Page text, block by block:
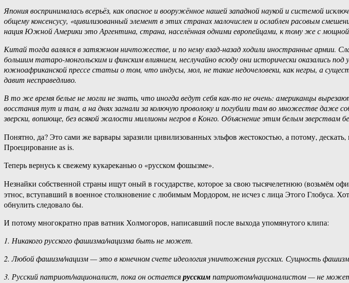
‎Япония‏ ‎воспринималась‏ ‎всерьёз, ‎как ‎опасное‏ ‎и ‎вооружённое ‎нашей ‎западной‏ ‎наукой ‎и‏ ‎системой исключительно‏ ‎организованное ‎варварство; ‎латиноамериканцы ‎всерьёз ‎не ‎воспринимались, ‎ибо, ‎по‏
‎общему ‎консенсусу,‏ ‎«цивилизованный‏ ‎элемент ‎в ‎этих‏ ‎странах ‎малочислен‏ ‎и ‎ослаблен ‎расовым ‎смешением ‎-‏ ‎нетрудно‏ ‎видеть, ‎что ‎единственная ‎процветающая ‎и ‎по-настоящему ‎цивилизованная
Китай‏ тогда ‎валялся ‎в‏ ‎затяжном ‎ничтожестве, ‎и ‎по‏ ‎нему‏ ‎взад-назад ‎ходили‏ ‎иностранные ‎армии.‏ ‎Славяне ‎находились ‎под ‎большим ‎подозрением‏ ‎как‏ ‎«очевидно ‎низший‏ ‎отдел ‎белой‏ ‎расы ‎с
‎большим ‎татаро-монгольским ‎и‏ ‎финским‏ ‎влиянием,‏ ‎неслучайно ‎всюду‏ ‎они ‎исторически‏ ‎оказались ‎под‏ ‎управлением‏ ‎германского ‎меньшинства ‎- ‎и ‎в ‎Австрии, ‎и‏ ‎в ‎России».‏ ‎Индус‏ ‎Ганди ‎писал ‎в
‎южноафриканской ‎прессе ‎статьи ‎о ‎том,‏ ‎что ‎индусы‏, мол, ‎не‏ ‎такие ‎недочеловеки, ‎как‏ ‎негры, ‎а‏ ‎существа ‎в ‎принципе ‎близкие ‎к‏ ‎европейцам‏ ‎и ‎способные ‎к ‎цивилизации, ‎и ‎потому ‎на ‎них апартеид‏
‎давит ‎несправедливо.
В‏ ‎то‏ ‎же ‎время‏ ‎белые ‎не ‎могли ‎не ‎знать,‏ ‎что ‎иногда‏ ‎ведут‏ ‎себя ‎как-то ‎не‏ ‎очень: ‎американцы‏ ‎вырезают ‎яростно ‎сопротивляющихся ‎им‏ ‎филиппинцев‏ ‎под ‎корень;‏ ‎англичане ‎давят‏ ‎туземные
‎восстания ‎тут ‎и ‎там,‏ ‎а‏ ‎на ‎днях‏ ‎загнали ‎за‏ ‎колючую ‎проволоку ‎и ‎погубили ‎там‏ ‎во‏ ‎множестве‏ ‎даже ‎собственных‏ ‎братьев ‎по‏ ‎расе ‎буров;‏ ‎бельгийский‏ ‎шоколадно-брильянтовый ‎монарх ‎поубивал‏
Понятно, да? Это сами же варвары заразили цивилизованных эльфов жестокостью, а потому,
Проецирование as is.
Теперь вернусь к свежему кукареканью о «русском фошызме».
Незнайки собственной страны ищут оный в государстве, которое за свою тысячелетнюю (возьмём
этнос, вступавший в военное столкновение с любимым Мордором, не исчез с лица Этого Глобуса.
обнулить следовало бы.
И потому многократно прав ватник Холмогоров, написавший после выхода упомянутого клипа:
1. Никакого русского фашизма/нацизма быть не может.
2. Любой фашизм/нацизм — это в конечном счете идеология уничтожения русских. Сущность
3. Русский патриот/националист, пока он остаетсярусскимпатриотом/националистом — не